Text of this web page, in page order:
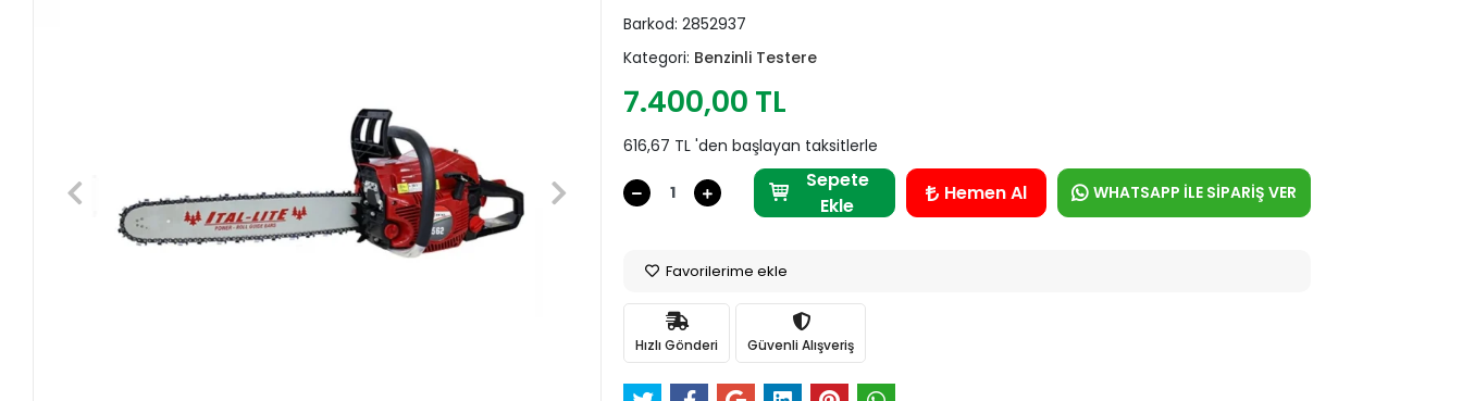
Barkod:2852937
Kategori: Benzinli Testere
7.400,00 TL
616,67 TL 'den başlayan taksitlerle
Sepete
Ekle
Hemen Al WHATSAPP İLE SİPARİŞ VER
Favorilerime ekle
Hızlı Gönderi Güvenli Alışveriş